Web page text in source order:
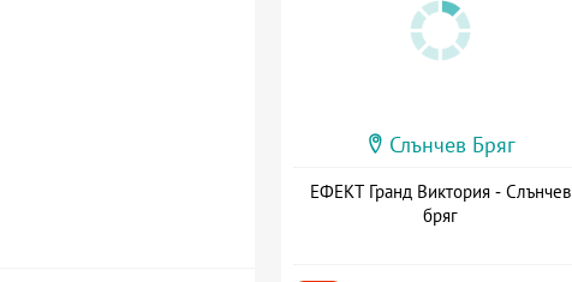
Слънчев Бряг
ЕФЕКТ Гранд Виктория - Слънчев
бряг